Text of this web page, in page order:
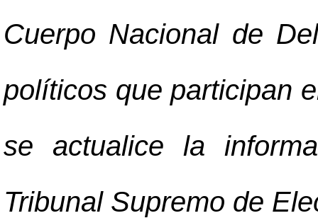
Cuerpo Nacional de
políticos que participan
se actualice la
Tribunal Supremo de